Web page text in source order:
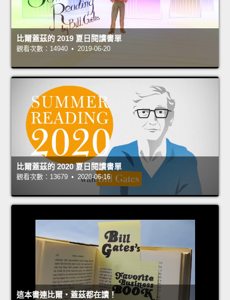
比爾蓋茲的 2019 夏日閱讀書單
觀看次數：14940 • 2019-06-20
比爾蓋茲的 2020 夏日閱讀書單
觀看次數：13679 • 2020-06-16
這本書連比爾‧蓋茲都在讀！